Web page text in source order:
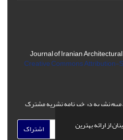
از ارائه بهترین
Journal of Iranian
Creative Commons Attribution-
مهم نشریه در خبرنامه نشریه مشترک
اشتراک